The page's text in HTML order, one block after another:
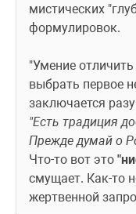
мистических
формулировок.
"Умение
выбрать первое
заключается
"Есть традиция
Прежде думай о
Что-то вот это
смущает. Как-то
жертвенной